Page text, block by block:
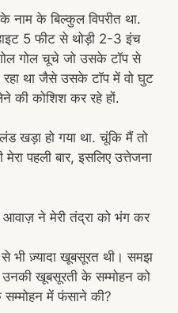
के बिल्कुल विपरीत था.
5 फीट से थोड़ी 2-3 इंच
गोल चूचे जो उसके टॉप से
था जैसे उसके टॉप में वो घुट
की कोशिश कर रहे हों.
खड़ा हो गया था. चूंकि मैं तो
पहली बार, इसलिए उत्तेजना
ने मेरी तंद्रा को भंग कर
भी ज़्यादा खूबसूरत थी। समझ
खूबसूरती के सम्मोहन को
में फंसाने की?